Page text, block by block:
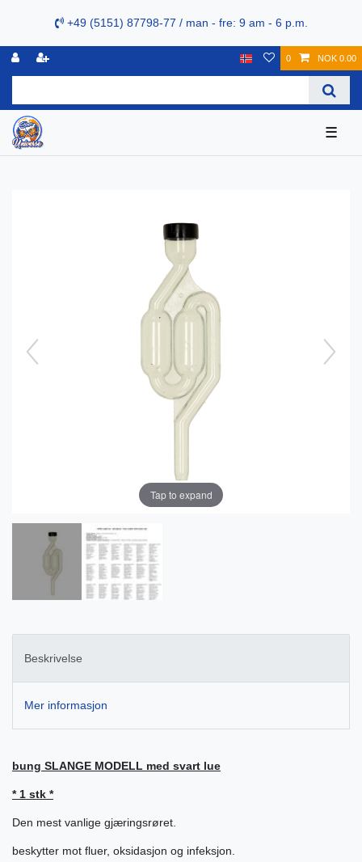
+49 (5151) 87798-77 / man - fre: 9 am - 6 p.m.
0 NOK 0.00
☰
Tap to expand
Beskrivelse
Mer informasjon
bung SLANGE MODELL med svart lue
* 1 stk *
Den mest vanlige gjæringsrøret.
beskytter mot fluer, oksidasjon og infeksjon.